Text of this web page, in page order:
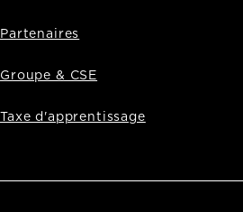
Partenaires
Groupe & CSE
Taxe d'apprentissage